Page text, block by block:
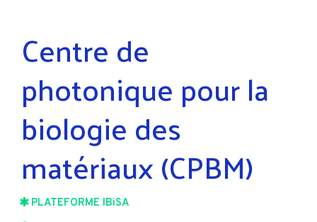
Centre de
photonique pour la
biologie des
matériaux (CPBM)
PLATEFORME IBiSA